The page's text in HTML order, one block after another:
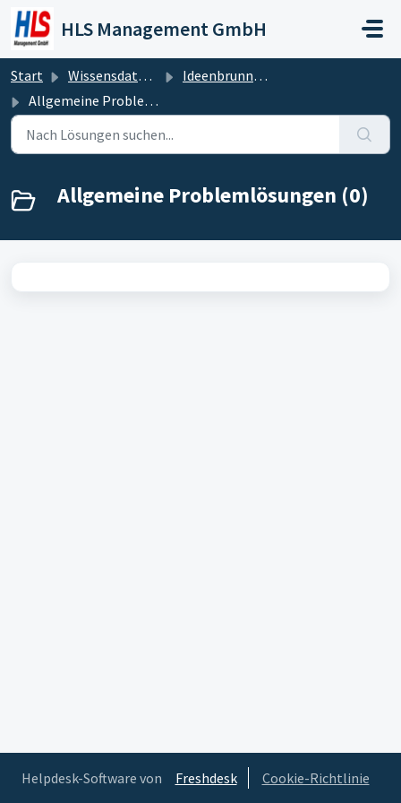
Zum hauptsächlichen Inhalt gehen
HLS Management GmbH
Start Wissensdatenbank
Ideenbrunnen und Lösungspool
Allgemeine Problemlösungen
Allgemeine Problemlösungen (0)
Helpdesk-Software von Freshdesk Cookie-Richtlinie